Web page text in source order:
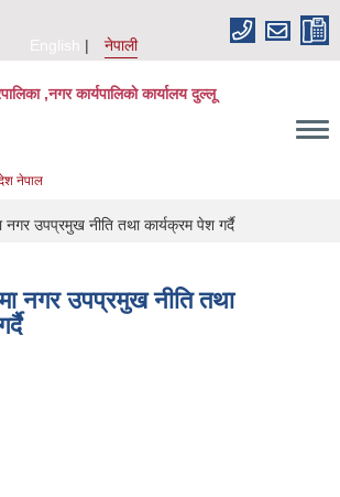
English
नेपाली
,नगर कार्यपालिकाे कार्यालय दुल्लू
नेपाल
नगर उपप्रमुख नीति तथा कार्यक्रम पेश गर्दै
नगर उपप्रमुख नीति तथा